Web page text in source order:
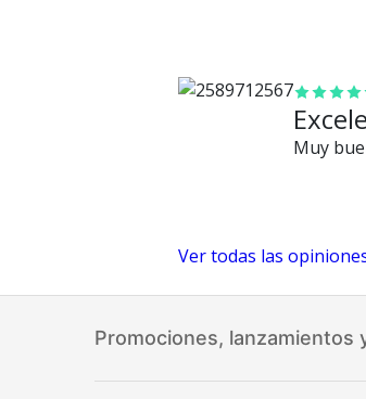
Muy
Ver todas las
Promociones, lanzamientos